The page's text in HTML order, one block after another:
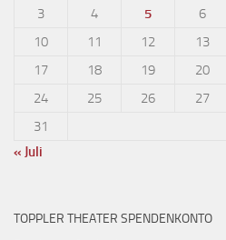
3
4 5 6
10
11 12 13
17
18 19 20
24
25 26 27
31
« Juli
TOPPLER THEATER SPENDENKONTO